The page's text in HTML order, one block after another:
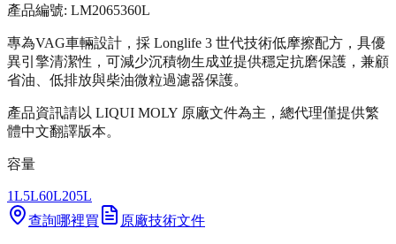
產品編號: LM2065360L
專為VAG車輛設計，採 Longlife 3 世代技術低摩擦配方，具優
異引擎清潔性，可減少沉積物生成並提供穩定抗磨保護，兼顧
省油、低排放與柴油微粒過濾器保護。
產品資訊請以 LIQUI MOLY 原廠文件為主，總代理僅提供繁
體中文翻譯版本。
容量
1L5L60L205L
查詢哪裡買
原廠技術文件